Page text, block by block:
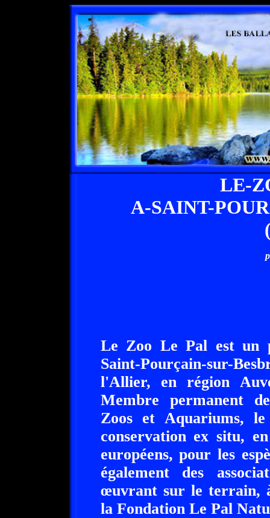
LE-
A-SAINT-
Le Zoo Le Pal est un
Saint-Pourçain-sur-
l'Allier, en région
Membre permanent
Zoos et Aquariums,
conservation ex situ,
européens, pour les
également des
œuvrant sur le terrain,
la Fondation Le Pal